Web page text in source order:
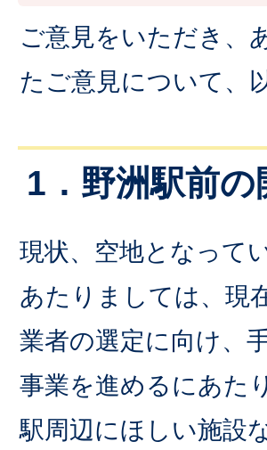
ご意見をいただき、
たご意見について、
1．野洲駅前
現状、空地となって
あたりましては、現
業者の選定に向け、
事業を進めるにあた
駅周辺にほしい施設